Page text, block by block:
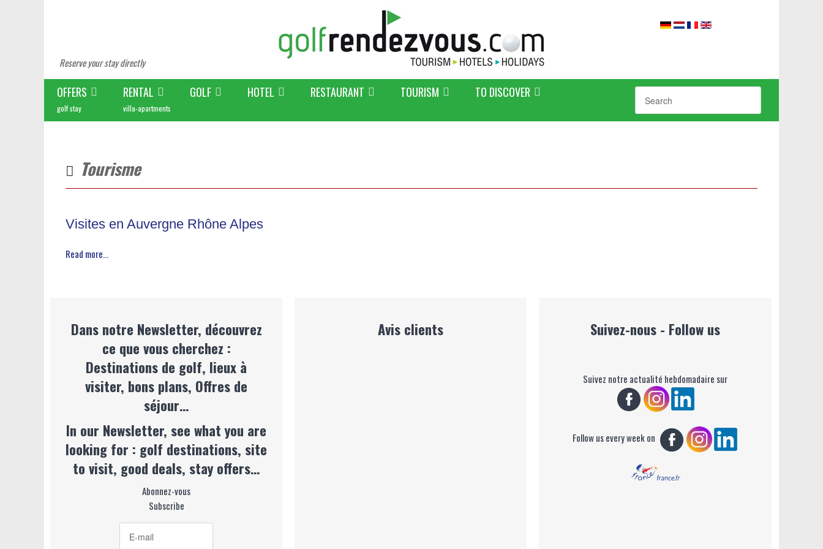
Reserve your stay directly
OFFERS
golf stay
RENTAL
villa-apartments
GOLF HOTEL RESTAURANT TOURISM TO DISCOVER
Tourisme
Visites en Auvergne Rhône Alpes
Read more...
Dans notre Newsletter, découvrez
ce que vous cherchez :
Destinations de golf, lieux à
visiter, bons plans, Offres de
séjour…
In our Newsletter, see what you are
looking for : golf destinations, site
to visit, good deals, stay offers…
Abonnez-vous
Subscribe
Avis clients Suivez-nous - Follow us
Suivez notre actualité hebdomadaire sur
Follow us every week on